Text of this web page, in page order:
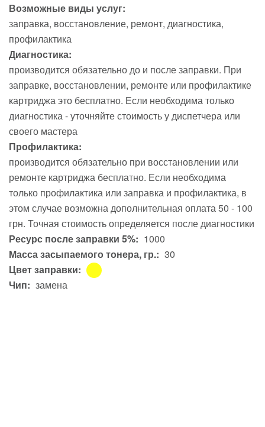
Возможные виды услуг:
заправка восстановление ремонт диагностика
профилактика
Диагностика:
производится обязательно до и после заправки. При
заправке, восстановлении, ремонте или профилактике
картриджа это бесплатно. Если необходима только
диагностика - уточняйте стоимость у диспетчера или
своего мастера
Профилактика:
производится обязательно при восстановлении или
ремонте картриджа бесплатно. Если необходима
только профилактика или заправка и профилактика, в
этом случае возможна дополнительная оплата 50 - 100
грн. Точная стоимость определяется после диагностики
Ресурс после заправки 5%: 1000
Масса засыпаемого тонера, гр.: 30
Цвет заправки:
Чип: замена